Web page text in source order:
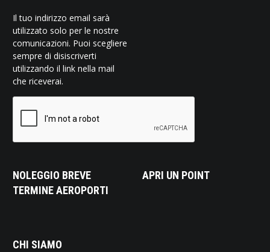
Il tuo indirizzo email sarà
utilizzato solo per le nostre
comunicazioni. Puoi scegliere
sempre di disiscriverti
utilizzando il link nella mail
che riceverai.
NOLEGGIO BREVE
TERMINE AEROPORTI
APRI UN POINT
CHI SIAMO